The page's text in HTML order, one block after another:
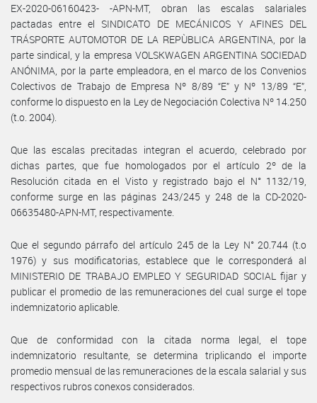
EX-2020-06160423- -APN-MT, obran las escalas salariales
pactadas entre el SINDICATO DE MECÁNICOS Y AFINES DEL
TRÁSPORTE AUTOMOTOR DE LA REPÙBLICA ARGENTINA, por la
parte sindical, y la empresa VOLSKWAGEN ARGENTINA SOCIEDAD
ANÓNIMA, por la parte empleadora, en el marco de los Convenios
Colectivos de Trabajo de Empresa Nº 8/89 “E” y Nº 13/89 “E”,
conforme lo dispuesto en la Ley de Negociación Colectiva Nº 14.250
(t.o. 2004).
Que las escalas precitadas integran el acuerdo, celebrado por
dichas partes, que fue homologados por el artículo 2º de la
Resolución citada en el Visto y registrado bajo el N° 1132/19,
conforme surge en las páginas 243/245 y 248 de la CD-2020-
06635480-APN-MT, respectivamente.
Que el segundo párrafo del artículo 245 de la Ley N° 20.744 (t.o
1976) y sus modificatorias, establece que le corresponderá al
MINISTERIO DE TRABAJO EMPLEO Y SEGURIDAD SOCIAL fijar y
publicar el promedio de las remuneraciones del cual surge el tope
indemnizatorio aplicable.
Que de conformidad con la citada norma legal, el tope
indemnizatorio resultante, se determina triplicando el importe
promedio mensual de las remuneraciones de la escala salarial y sus
respectivos rubros conexos considerados.